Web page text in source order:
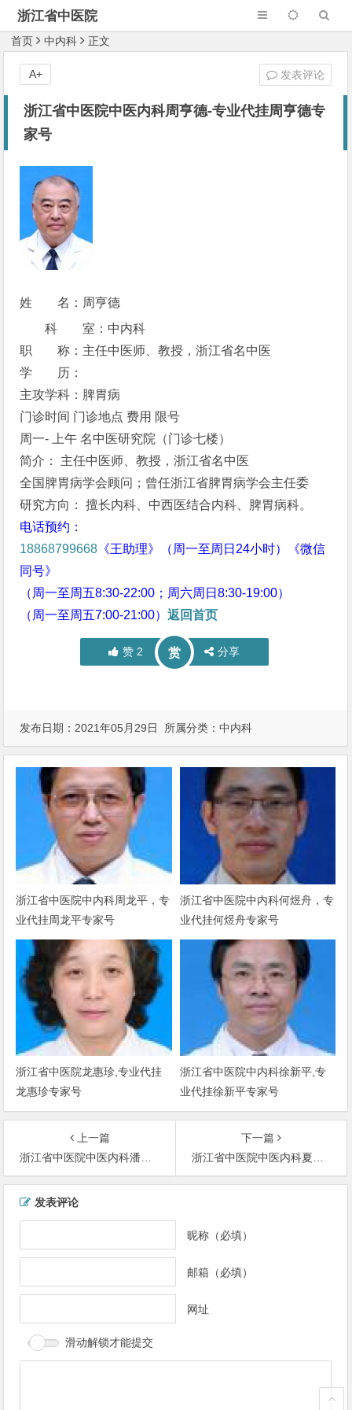
浙江省中医院
首页 中内科 正文
浙江省中医院中医内科周亨德-专业代挂周亨德专
家号
姓 名：周亨德
科 室：中内科
职 称：主任中医师、教授，浙江省名中医
学 历：
主攻学科：脾胃病
门诊时间 门诊地点 费用 限号
周一- 上午 名中医研究院（门诊七楼）
简介： 主任中医师、教授，浙江省名中医
全国脾胃病学会顾问；曾任浙江省脾胃病学会主任委
研究方向： 擅长内科、中西医结合内科、脾胃病科。
电话预约：
18868799668 《王助理》（周一至周日24小时）《微信
同号》
（周一至周五8:30-22:00；周六周日8:30-19:00）
（周一至周五7:00-21:00）返回首页
赞 2 赏 分享
发表评论
A+
发布日期：2021年05月29日 所属分类：中内科
浙江省中医院中内科周龙平，专
业代挂周龙平专家号
浙江省中医院中内科何煜舟，专
业代挂何煜舟专家号
浙江省中医院龙惠珍,专业代挂
龙惠珍专家号
浙江省中医院中内科徐新平,专
业代挂徐新平专家号
上一篇
浙江省中医院中医内科潘智敏-专业代挂潘智敏专家号
下一篇
浙江省中医院中医内科夏永良-专业代挂夏永良专家号
发表评论
昵称（必填）
邮箱（必填）
网址
滑动解锁才能提交